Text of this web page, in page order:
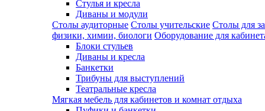
Стулья и кресла
Диваны и модули
Столы аудиторные Столы учительские Столы для
физики, химии, биологи Оборудование для
Блоки стульев
Диваны и кресла
Банкетки
Трибуны для выступлений
Театральные кресла
Мягкая мебель для кабинетов и комнат отдыха